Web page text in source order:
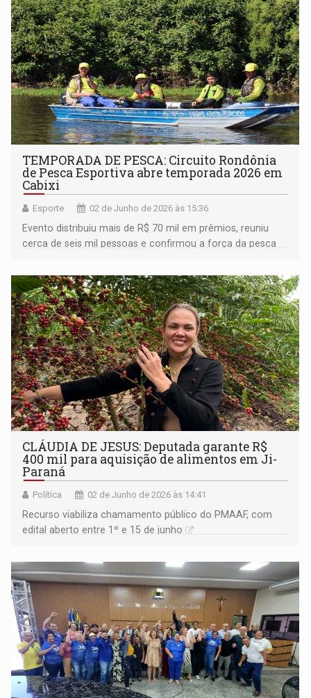
TEMPORADA DE PESCA: Circuito Rondônia
de Pesca Esportiva abre temporada 2026 em
Cabixi
Esporte 02 de Junho de 2026 às 15:36
Evento distribuiu mais de R$ 70 mil em prêmios, reuniu
cerca de seis mil pessoas e confirmou a força da pesca
CLÁUDIA DE JESUS: Deputada garante R$
400 mil para aquisição de alimentos em Ji-
Paraná
Política 02 de Junho de 2026 às 14:41
Recurso viabiliza chamamento público do PMAAF, com
edital aberto entre 1º e 15 de junho